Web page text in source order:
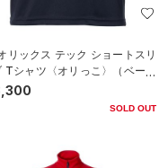
リックス テック ショートスリ
Tシャツ〈オリっこ〉（ベース
/KIDS）
SOLD OUT